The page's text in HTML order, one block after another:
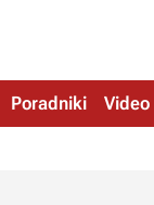
Poradniki Video